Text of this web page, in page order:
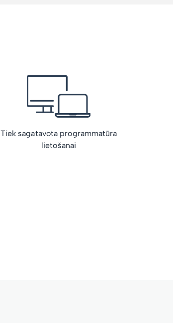
Tiek sagatavota programmatūra
lietošanai